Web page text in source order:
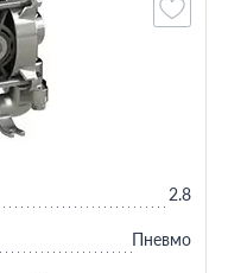
2.8
Пневмо